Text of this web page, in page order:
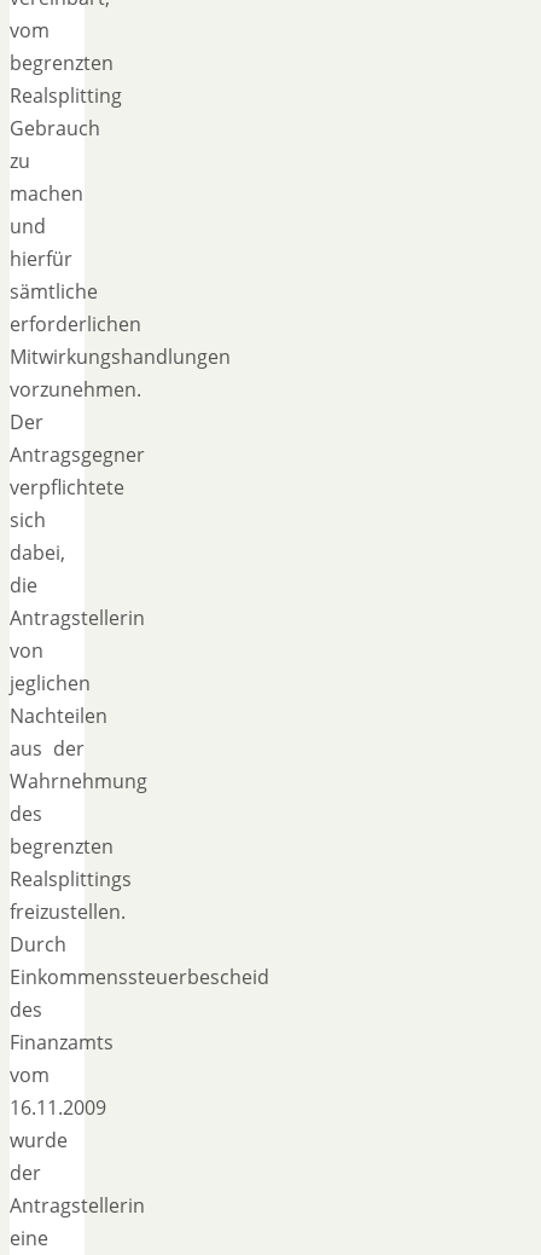
vom
begrenzten
Realsplitting
Gebrauch
zu
machen
und
hierfür
sämtliche
erforderlichen
Mitwirkungshandlungen
vorzunehmen.
Der
Antragsgegner
verpflichtete
sich
dabei,
die
Antragstellerin
von
jeglichen
Nachteilen
aus der
Wahrnehmung
des
begrenzten
Realsplittings
freizustellen.
Durch
Einkommenssteuerbescheid
des
Finanzamts
vom
16.11.2009
wurde
der
Antragstellerin
eine